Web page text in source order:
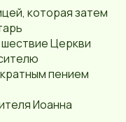
которая затем
Церкви
пением
Иоанна